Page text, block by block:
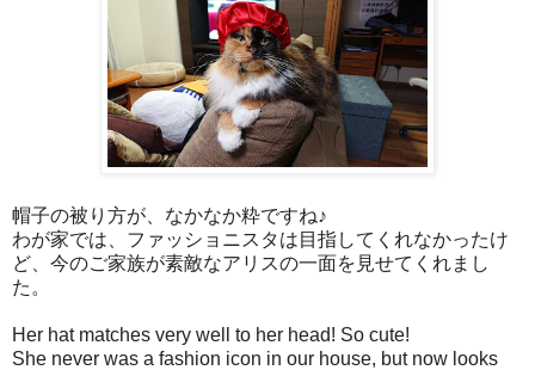
帽子の被り方が、なかなか粋ですね♪
わが家では、ファッショニスタは目指してくれなかったけ
ど、今のご家族が素敵なアリスの一面を見せてくれまし
た。
Her hat matches very well to her head! So cute!
She never was a fashion icon in our house, but now looks